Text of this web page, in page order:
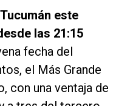
este
las 21:15
fecha del
el Más Grande
con una ventaja de